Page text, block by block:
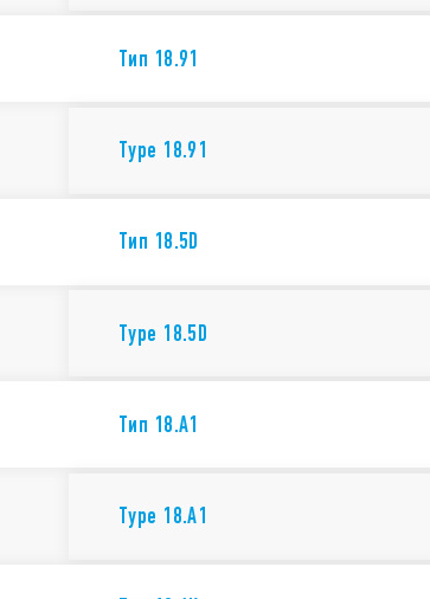
Тип 18.91
Type 18.91
Тип 18.5D
Type 18.5D
Тип 18.A1
Type 18.A1